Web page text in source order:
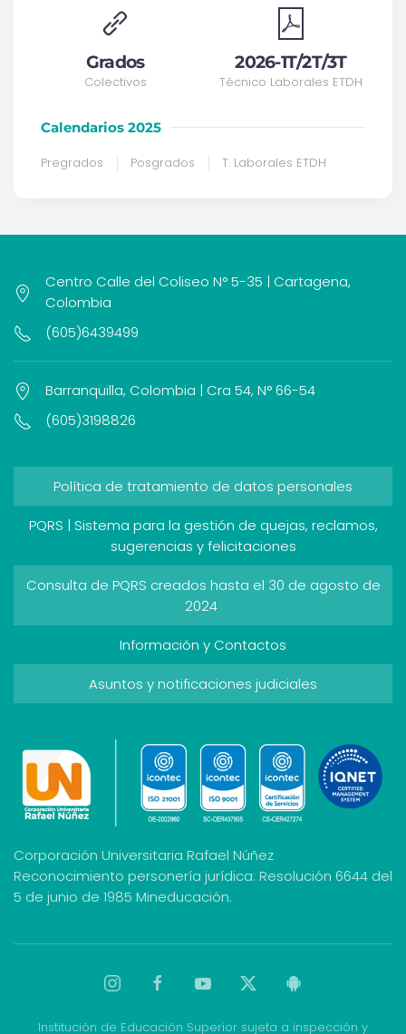
Grados
Colectivos
2026-1T/2T/3T
Técnico Laborales ETDH
Calendarios 2025
Pregrados Posgrados T. Laborales ETDH
Centro Calle del Coliseo N° 5-35 | Cartagena,
Colombia
(605)6439499
Barranquilla, Colombia | Cra 54, N° 66-54
(605)3198826
Política de tratamiento de datos personales
PQRS | Sistema para la gestión de quejas, reclamos,
sugerencias y felicitaciones
Consulta de PQRS creados hasta el 30 de agosto de
2024
Información y Contactos
Asuntos y notificaciones judiciales
Corporación Universitaria Rafael Núñez
Reconocimiento personería jurídica: Resolución 6644 del
5 de junio de 1985 Mineducación.
Institución de Educación Superior sujeta a inspección y